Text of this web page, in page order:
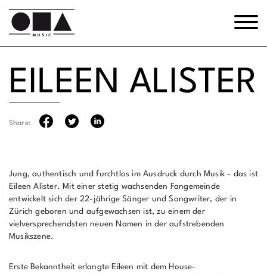
EILEEN ALISTER
Share:
Jung, authentisch und furchtlos im Ausdruck durch Musik - das ist
Eileen Alister. Mit einer stetig wachsenden Fangemeinde
entwickelt sich der 22-jährige Sänger und Songwriter, der in
Zürich geboren und aufgewachsen ist, zu einem der
vielversprechendsten neuen Namen in der aufstrebenden
Musikszene.
Erste Bekanntheit erlangte Eileen mit dem House-